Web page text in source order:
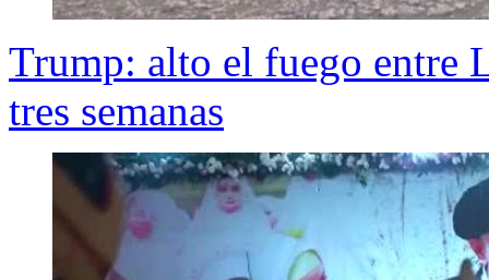
Trump: alto el fuego entre
tres semanas